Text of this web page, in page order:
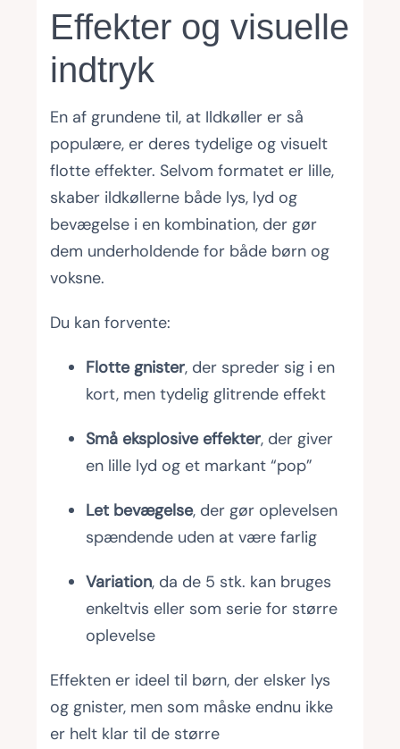
Effekter og visuelle
indtryk
En af grundene til, at Ildkøller er så
populære, er deres tydelige og visuelt
flotte effekter. Selvom formatet er lille,
skaber ildkøllerne både lys, lyd og
bevægelse i en kombination, der gør
dem underholdende for både børn og
voksne.
Du kan forvente:
Flotte gnister, der spreder sig i en
kort, men tydelig glitrende effekt
Små eksplosive effekter, der giver
en lille lyd og et markant “pop”
Let bevægelse, der gør oplevelsen
spændende uden at være farlig
Variation, da de 5 stk. kan bruges
enkeltvis eller som serie for større
oplevelse
Effekten er ideel til børn, der elsker lys
og gnister, men som måske endnu ikke
er helt klar til de større